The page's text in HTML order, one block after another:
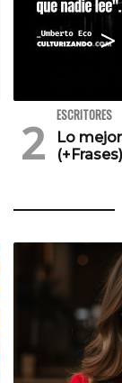
ESCRITORES
Lo
(+Frases)